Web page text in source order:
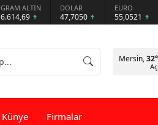
GRAM ALTIN
6.614,69
DOLAR
47,7050
EURO
55,0521
Mersin,32
Künye Firmalar